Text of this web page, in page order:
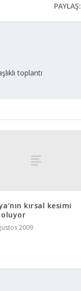
PAYLAŞ:
toplantı
kırsal kesimi
2009